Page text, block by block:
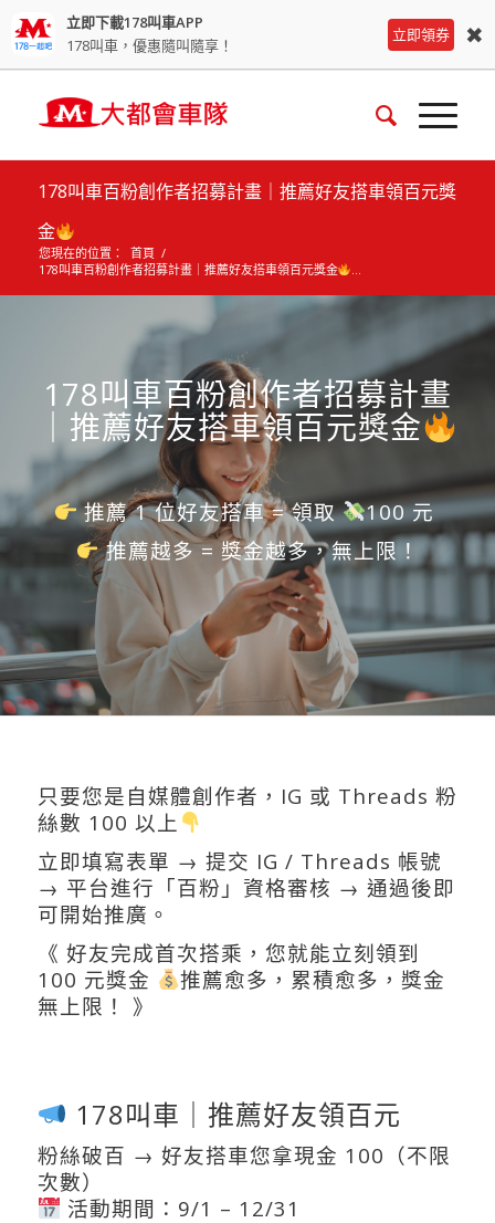
立即下載178叫車APP
178叫車，優惠隨叫隨享！
立即領券 ✖
178叫車百粉創作者招募計畫｜推薦好友搭車領百元獎
金
您現在的位置： 首頁 /
178叫車百粉創作者招募計畫｜推薦好友搭車領百元獎金
...
178叫車百粉創作者招募計畫
｜推薦好友搭車領百元獎金
推薦 1 位好友搭車 = 領取
100 元
推薦越多 = 獎金越多，無上限！
只要您是自媒體創作者，IG 或 Threads 粉
絲數 100 以上
立即填寫表單 → 提交 IG / Threads 帳號
→ 平台進行「百粉」資格審核 → 通過後即
可開始推廣。
《 好友完成首次搭乘，您就能立刻領到
100 元獎金
推薦愈多，累積愈多，獎金
無上限！ 》
178叫車｜推薦好友領百元
粉絲破百 → 好友搭車您拿現金 100（不限
次數）
活動期間：9/1 – 12/31